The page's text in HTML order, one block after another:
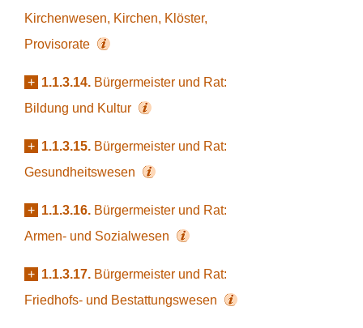
Kirchenwesen, Kirchen, Klöster,
Provisorate
+ 1.1.3.14. Bürgermeister und Rat:
Bildung und Kultur
+ 1.1.3.15. Bürgermeister und Rat:
Gesundheitswesen
+ 1.1.3.16. Bürgermeister und Rat:
Armen- und Sozialwesen
+ 1.1.3.17. Bürgermeister und Rat:
Friedhofs- und Bestattungswesen